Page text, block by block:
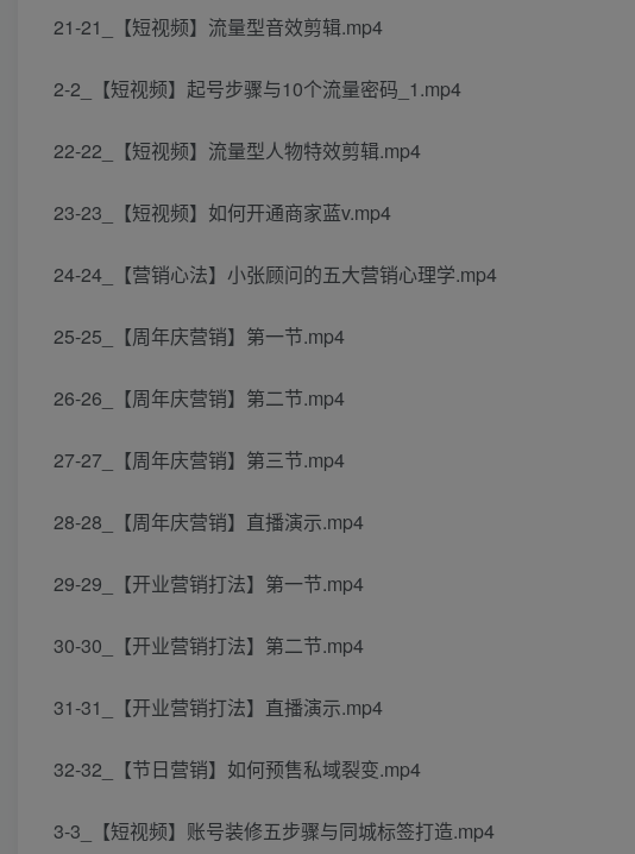
21-21_【短视频】流量型音效剪辑.mp4
2-2_【短视频】起号步骤与10个流量密码_1.mp4
22-22_【短视频】流量型人物特效剪辑.mp4
23-23_【短视频】如何开通商家蓝v.mp4
24-24_【营销心法】小张顾问的五大营销心理学.mp4
25-25_【周年庆营销】第一节.mp4
26-26_【周年庆营销】第二节.mp4
27-27_【周年庆营销】第三节.mp4
28-28_【周年庆营销】直播演示.mp4
29-29_【开业营销打法】第一节.mp4
30-30_【开业营销打法】第二节.mp4
31-31_【开业营销打法】直播演示.mp4
32-32_【节日营销】如何预售私域裂变.mp4
3-3_【短视频】账号装修五步骤与同城标签打造.mp4